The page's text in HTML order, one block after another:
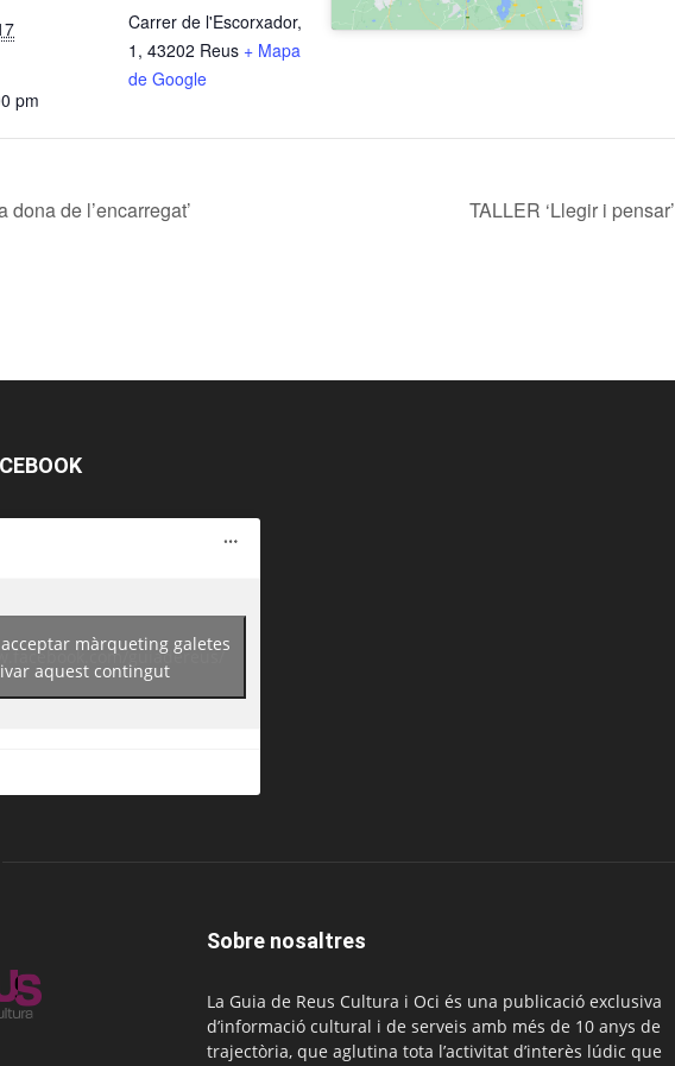
pm
Carrer de l'Escorxador,
1, 43202 Reus + Mapa
de Google
dona de l’encarregat’ TALLER ‘Llegir i pensar’
guiadereus/
màrqueting galetes
aquest contingut
Sobre nosaltres
La Guia de Reus Cultura i Oci és una publicació exclusiva
d’informació cultural i de serveis amb més de 10 anys de
trajectòria, que aglutina tota l’activitat d’interès lúdic que